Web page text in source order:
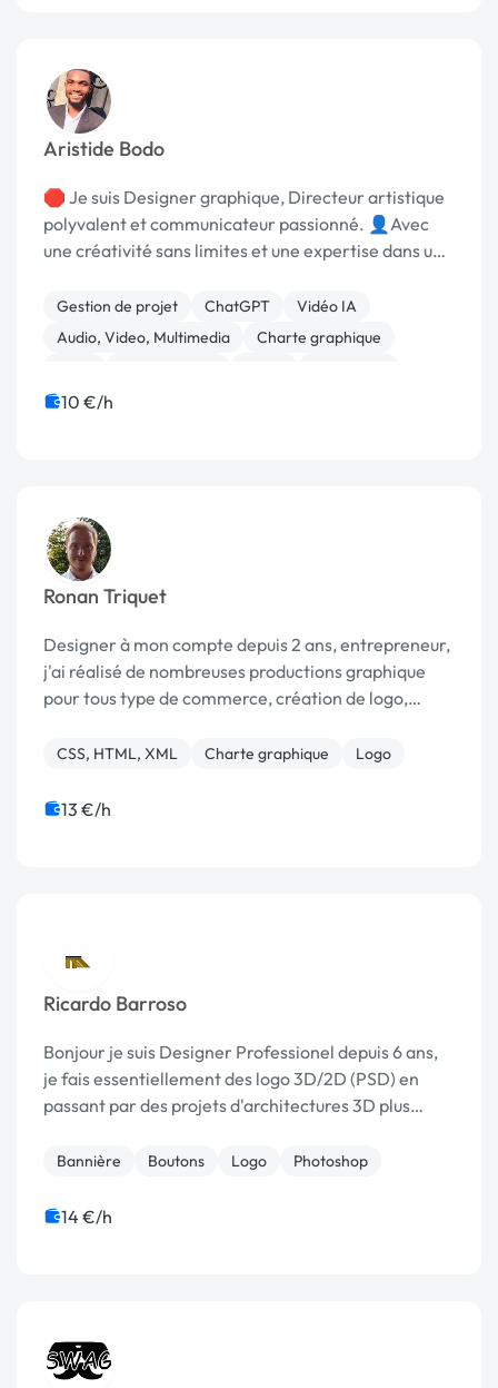
Aristide Bodo
🛑 Je suis Designer graphique, Directeur artistique
polyvalent et communicateur passionné. 👤Avec
une créativité sans limites et une expertise dans une
vous ayez besoin d'un logo, d'une charte g...
Gestion de projet ChatGPT
Vidéo IA
Audio, Video, Multimedia
Charte graphique
Print (flyer, plaquette, affiche...)
10 €/h
Ronan Triquet
Designer à mon compte depuis 2 ans, entrepreneur,
j'ai réalisé de nombreuses productions graphique
pour tous type de commerce, création de logo,
champs de compétences comprend : Création
CSS, HTML, XML Charte graphique Logo
13 €/h
Ricardo Barroso
Bonjour je suis Designer Professionel depuis 6 ans,
je fais essentiellement des logo 3D/2D (PSD) en
passant par des projets d'architectures 3D plus
Bannière Boutons Logo Photoshop
14 €/h